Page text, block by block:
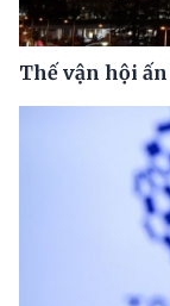
Thế vận hội